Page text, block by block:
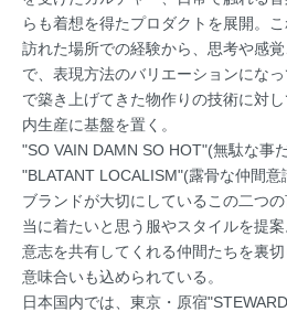
らも着想を得たプロダクトを展開。こ
訪れた場所での経験から、思考や感
で、表現方法のバリエーションにな
で築き上げてきた物作りの技術に対
内生産に基盤を置く。
"SO VAIN DAMN SO HOT"(無駄な事
"BLATANT LOCALISM"(露骨な仲間意
ブランドが大切にしているこの二つ
当に着たいと思う服やスタイルを提案
意志を共有してくれる仲間たちを裏
意味合いも込められている。
日本国内では、東京・原宿